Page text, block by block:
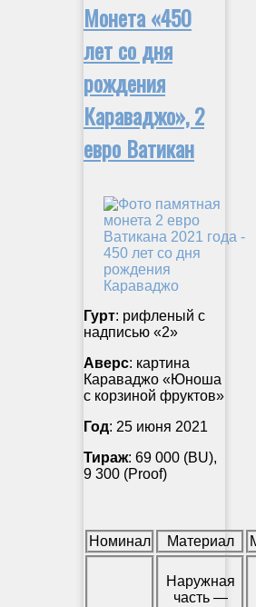
Монета «450
лет со дня
рождения
Караваджо», 2
евро Ватикан
Гурт: рифленый с
надписью «2»
Аверс: картина
Караваджо «Юноша
с корзиной фруктов»
Год: 25 июня 2021
Тираж: 69 000 (BU),
9 300 (Proof)
Номинал Материал
Наружная
часть —